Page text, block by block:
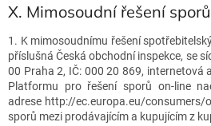
X. Mimosoudní řešení sporů
1. K mimosoudnímu řešení
příslušná Česká obchodní inspekce, se
00 Praha 2, IČ: 000 20 869, internetová
Platformu pro řešení sporů on-line
adrese http://ec.europa.eu/consumers/
sporů mezi prodávajícím a kupujícím z